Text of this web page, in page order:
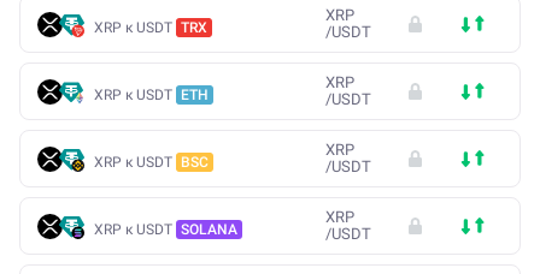
XRP к USDT TRX
XRP
/USDT
XRP к USDT ETH
XRP
/USDT
XRP к USDT BSC
XRP
/USDT
XRP к USDT SOLANA
XRP
/USDT